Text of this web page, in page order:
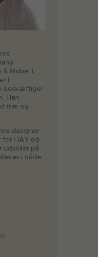
& Møbel i
i
beskæftiger
Han
træ og
designer
for HAY og
udstillet på
i både